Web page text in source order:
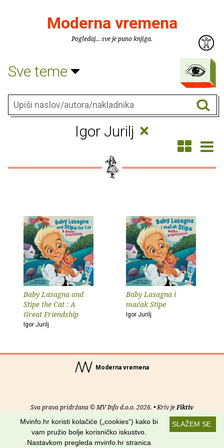
Moderna vremena
Pogledaj... sve je puno knjiga.
Sve teme
Igor Jurilj ×
Baby Lasagna and
Stipe the Cat : A
Great Friendship
Igor Jurilj
Baby Lasagna i
mačak Stipe
Igor Jurilj
Moderna vremena
Sva prava pridržana © MV Info d.o.o. 2026. • Kriv jeFiktiv
Uvjeti korištenja RSS kanali
Potraži nas na:
SLAŽEM SE
Mvinfo.hr koristi kolačiće („cookies“) kako bi
vam pružio bolje korisničko iskustvo.
Nastavkom pregleda mvinfo.hr stranica